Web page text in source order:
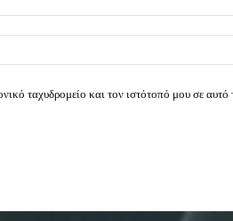
ταχυδρομείο και τον ιστότοπό μου σε